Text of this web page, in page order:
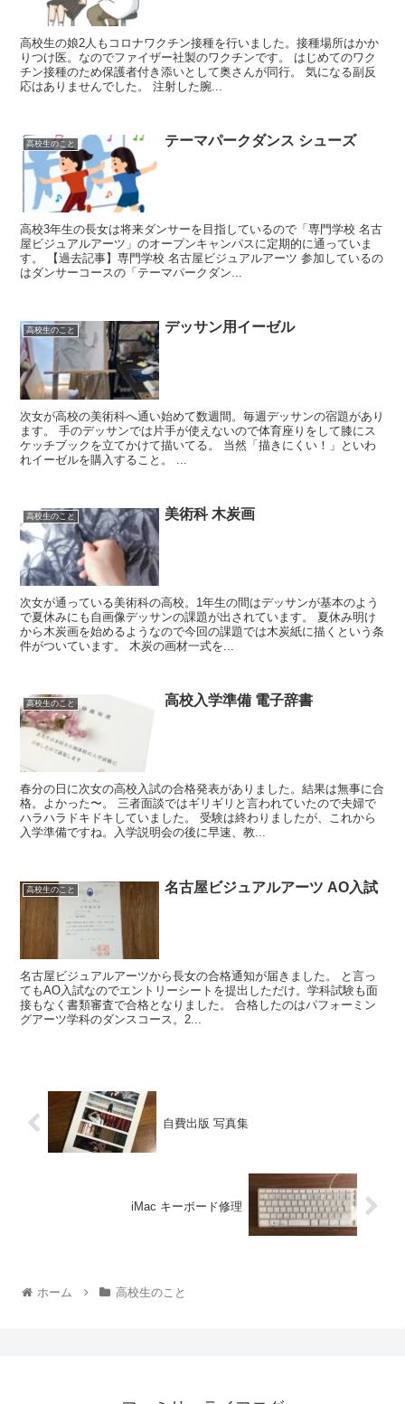
高校生の娘2人もコロナワクチン接種を行いました。接種場所はかか
りつけ医。なのでファイザー社製のワクチンです。 はじめてのワク
チン接種のため保護者付き添いとして奥さんが同行。 気になる副反
応はありませんでした。 注射した腕...
高校生のこと テーマパークダンス シューズ
高校3年生の長女は将来ダンサーを目指しているので「専門学校 名古
屋ビジュアルアーツ」のオープンキャンパスに定期的に通っていま
す。 【過去記事】専門学校 名古屋ビジュアルアーツ 参加しているの
はダンサーコースの「テーマパークダン...
高校生のこと デッサン用イーゼル
次女が高校の美術科へ通い始めて数週間。毎週デッサンの宿題があり
ます。 手のデッサンでは片手が使えないので体育座りをして膝にス
ケッチブックを立てかけて描いてる。 当然「描きにくい！」といわ
れイーゼルを購入すること。 ...
高校生のこと 美術科 木炭画
次女が通っている美術科の高校。1年生の間はデッサンが基本のよう
で夏休みにも自画像デッサンの課題が出されています。 夏休み明け
から木炭画を始めるようなので今回の課題では木炭紙に描くという条
件がついています。 木炭の画材一式を...
高校生のこと 高校入学準備 電子辞書
春分の日に次女の高校入試の合格発表がありました。結果は無事に合
格。よかった〜。 三者面談ではギリギリと言われていたので夫婦で
ハラハラドキドキしていました。 受験は終わりましたが、これから
入学準備ですね。入学説明会の後に早速、教...
高校生のこと 名古屋ビジュアルアーツ AO入試
名古屋ビジュアルアーツから長女の合格通知が届きました。 と言っ
てもAO入試なのでエントリーシートを提出しただけ。学科試験も面
接もなく書類審査で合格となりました。 合格したのはパフォーミン
グアーツ学科のダンスコース。2...
自費出版 写真集
iMac キーボード修理
ホーム 高校生のこと